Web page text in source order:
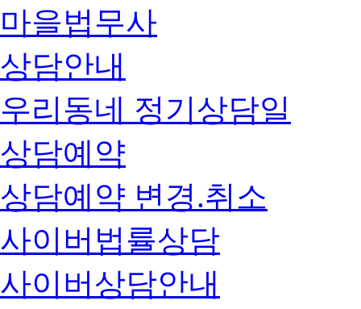
마을법무사
상담안내
우리동네 정기상담일
상담예약
상담예약 변경.취소
사이버법률상담
사이버상담안내